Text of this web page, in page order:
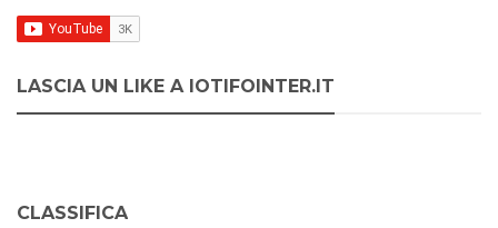
LASCIA UN LIKE A IOTIFOINTER.IT
CLASSIFICA